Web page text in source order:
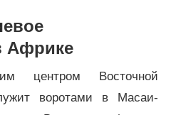
Африке
центром Восточной
воротами в Масаи-